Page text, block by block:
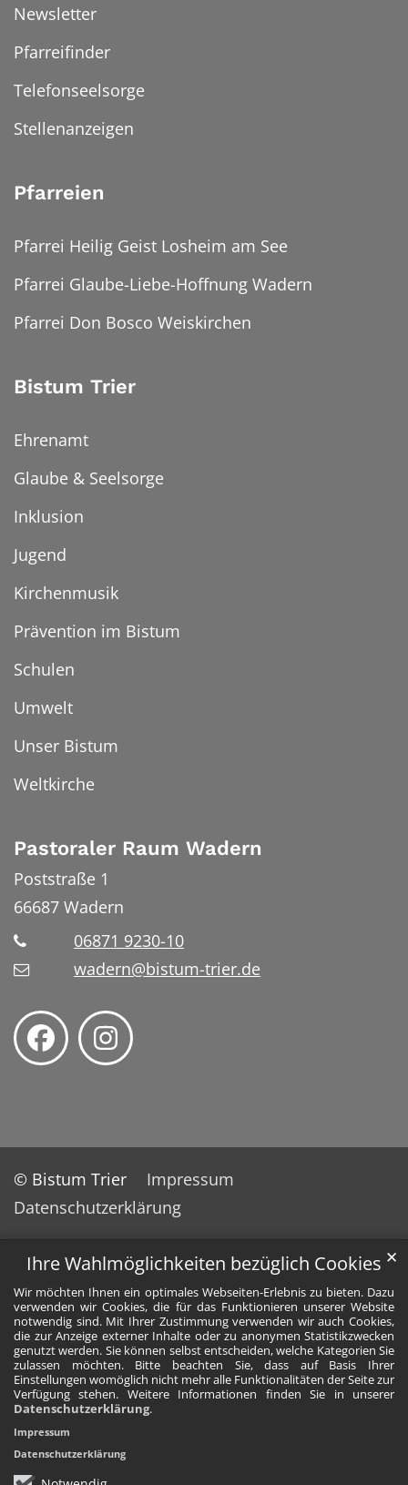
Ihre Wahlmöglichkeiten bezüglich Cookies
Wir möchten Ihnen ein optimales Webseiten-Erlebnis zu bieten. Dazu
verwenden wir Cookies, die für das Funktionieren unserer Website
notwendig sind. Mit Ihrer Zustimmung verwenden wir auch Cookies,
die zur Anzeige externer Inhalte oder zu anonymen Statistikzwecken
genutzt werden. Sie können selbst entscheiden, welche Kategorien Sie
zulassen möchten. Bitte beachten Sie, dass auf Basis Ihrer
Einstellungen womöglich nicht mehr alle Funktionalitäten der Seite zur
Verfügung stehen. Weitere Informationen finden Sie in unserer
Datenschutzerklärung.
✕
Impressum
Datenschutzerklärung
Newsletter
Pfarreifinder
Telefonseelsorge
Stellenanzeigen
Pfarreien
Pfarrei Heilig Geist Losheim am See
Pfarrei Glaube-Liebe-Hoffnung Wadern
Pfarrei Don Bosco Weiskirchen
Bistum Trier
Ehrenamt
Glaube & Seelsorge
Inklusion
Jugend
Kirchenmusik
Prävention im Bistum
Schulen
Umwelt
Unser Bistum
Weltkirche
Pastoraler Raum Wadern
Poststraße 1
66687 Wadern
06871 9230-10
wadern@bistum-trier.de
© Bistum Trier
Impressum
Datenschutzerklärung